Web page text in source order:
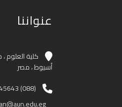
عنواننا
كلية العلوم
أسيوط ، مصر
(088) 2345643 - 2412000